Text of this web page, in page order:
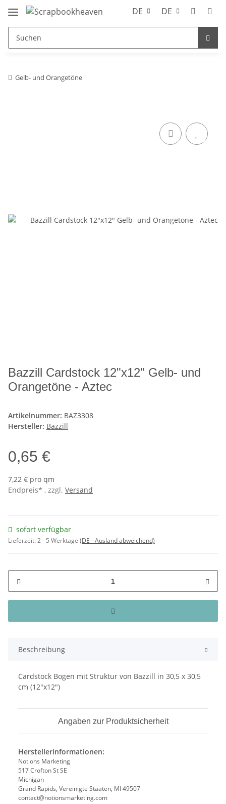
DE DE
Gelb- und Orangetöne
Bazzill Cardstock 12"x12" Gelb- und
Orangetöne - Aztec
Artikelnummer: BAZ3308
Hersteller: Bazzill
0,65 €
7,22 € pro qm
Endpreis* , zzgl. Versand
sofort verfügbar
Lieferzeit:2 - 5 Werktage (DE - Ausland abweichend)
Beschreibung
Cardstock Bogen mit Struktur von Bazzill in 30,5 x 30,5
cm (12"x12")
Angaben zur Produktsicherheit
Herstellerinformationen:
Notions Marketing
517 Crofton St SE
Michigan
Grand Rapids, Vereinigte Staaten, MI 49507
contact@notionsmarketing.com